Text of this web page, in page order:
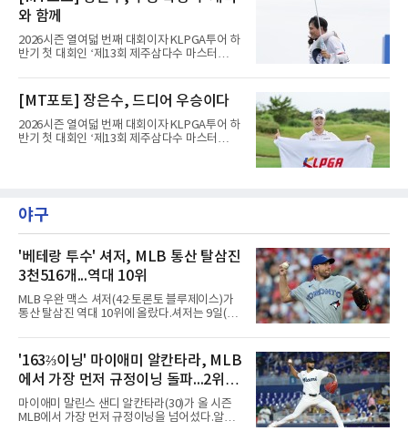
다.
와 함께
2026시즌 열여덟 번째 대회이자 KLPGA투어 하
반기 첫 대회인 ‘제13회 제주삼다수 마스터
제주도 서귀포시에 위치한 테디밸리 골프앤리조
트(파72/6,767야드)에서 열리고 있다.9일 현재
최종라운드 경기가 펼쳐지고 있다.장은수가 18
번 홀에서 진행된 시상식에서 포즈를 취하고 있
다.
[MT포토] 장은수, 드디어 우승이다
2026시즌 열여덟 번째 대회이자 KLPGA투어 하
반기 첫 대회인 ‘제13회 제주삼다수 마스터
번 홀에서 진행된 시상식에서 포즈를 취하고 있
다.
야구
'베테랑 투수' 셔저, MLB 통산 탈삼진
3천516개...역대 10위
MLB 우완 맥스 셔저(42·토론토 블루제이스)가
통산 탈삼진 역대 10위에 올랐다.셔저는 9일(한
서 열린 필라델피아 필리스와의 원정 경기에 선
발 등판해 5⅓이닝 4탈삼진을 기록, 통산 3천
516개를 쌓아 월터 존슨(3천515개)을 1개 차로
제쳤다.이 부문 1위는 놀런 라이언(5천714개)이
며 랜디 존슨(4천875개), 로저 클레먼스(4천672
개), 스티브 칼턴(4천136개)이 뒤를 잇는다.현역
중에서는 올 시즌 후 은퇴하는 통산 8위 저스틴
'163⅔이닝' 마이애미 알칸타라, MLB
에서 가장 먼저 규정이닝 돌파...2위와
14이닝 차
마이애미 말린스 샌디 알칸타라(30)가 올 시즌
MLB에서 가장 먼저 규정이닝을 넘어섰다.알칸